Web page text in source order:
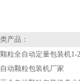
产品：
粒全自动定量包装机1-
动颗粒包装机厂家